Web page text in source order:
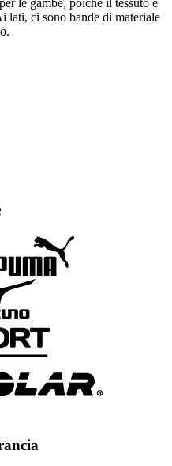
le gambe, poiché il tessuto è
lati, ci sono bande di materiale